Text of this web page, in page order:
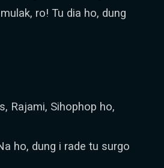
ro! Tu dia ho, dung
Rajami, Sihophop ho,
ho, dung i rade tu surgo